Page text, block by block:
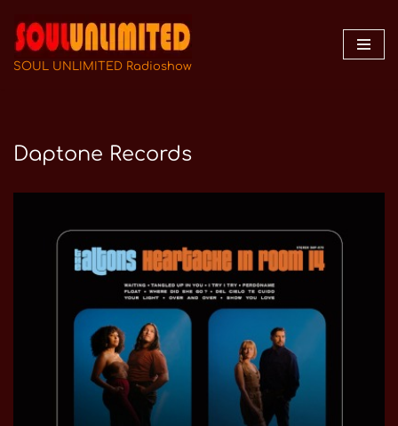
Zum
Inhalt
SOUL UNLIMITED Radioshow
Daptone Records